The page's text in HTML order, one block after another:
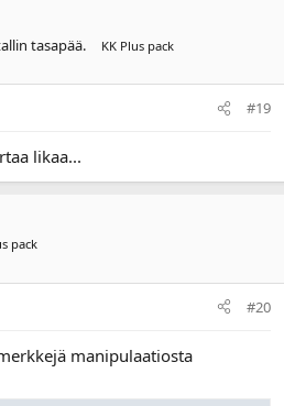
tasapää. KK Plus pack
#19
likaa...
pack
#20
manipulaatiosta